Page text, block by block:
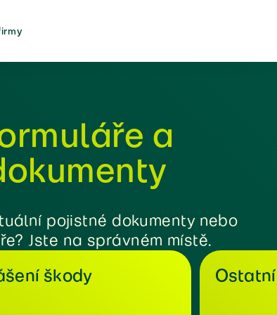
a
pojistné dokumenty nebo
Jste na správném místě.
škody Ostatní